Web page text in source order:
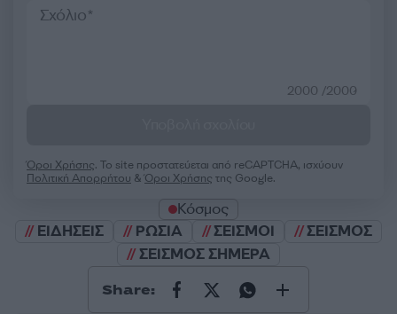
2000 /2000
Όροι Χρήσης. Το site προστατεύεται από reCAPTCHA, ισχύουν
Πολιτική Απορρήτου &Όροι Χρήσης της Google.
Κόσμος
ΕΙΔΗΣΕΙΣ
ΡΩΣΙΑ ΣΕΙΣΜΟΙ
ΣΕΙΣΜΟΣ
ΣΕΙΣΜΟΣ ΣΗΜΕΡΑ
Share: